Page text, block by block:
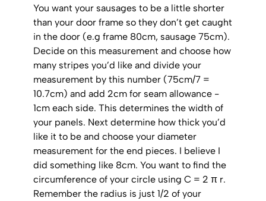
You want your sausages to be a little shorter
than your door frame so they don’t get caught
in the door (e.g frame 80cm, sausage 75cm).
Decide on this measurement and choose how
many stripes you’d like and divide your
measurement by this number (75cm/7 =
10.7cm) and add 2cm for seam allowance -
1cm each side. This determines the width of
your panels. Next determine how thick you’d
like it to be and choose your diameter
measurement for the end pieces. I believe I
did something like 8cm. You want to find the
circumference of your circle using C = 2 π r.
Remember the radius is just 1/2 of your